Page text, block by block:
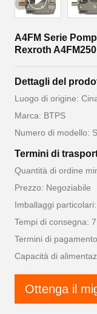
A4FM Serie
Rexroth
Dettagli del
Luogo di origine:
Marca: BTPS
Numero di modello:
Termini di
Quantità di ordine
Prezzo: Negoziabile
Imballaggi
Tempi di consegna:
Termini di
Capacità di
Ottenga il